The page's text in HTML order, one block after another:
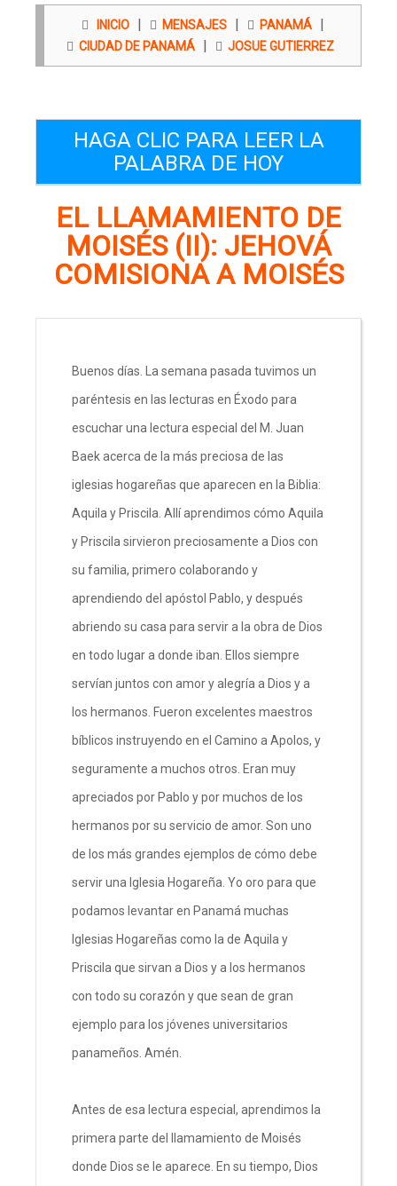
INICIO | MENSAJES | PANAMÁ |
CIUDAD DE PANAMÁ | JOSUE GUTIERREZ
HAGA CLIC PARA LEER LA
PALABRA DE HOY
EL LLAMAMIENTO DE
MOISÉS (II): JEHOVÁ
COMISIONA A MOISÉS
Buenos días. La semana pasada tuvimos un
paréntesis en las lecturas en Éxodo para
escuchar una lectura especial del M. Juan
Baek acerca de la más preciosa de las
iglesias hogareñas que aparecen en la Biblia:
Aquila y Priscila. Allí aprendimos cómo Aquila
y Priscila sirvieron preciosamente a Dios con
su familia, primero colaborando y
aprendiendo del apóstol Pablo, y después
abriendo su casa para servir a la obra de Dios
en todo lugar a donde iban. Ellos siempre
servían juntos con amor y alegría a Dios y a
los hermanos. Fueron excelentes maestros
bíblicos instruyendo en el Camino a Apolos, y
seguramente a muchos otros. Eran muy
apreciados por Pablo y por muchos de los
hermanos por su servicio de amor. Son uno
de los más grandes ejemplos de cómo debe
servir una Iglesia Hogareña. Yo oro para que
podamos levantar en Panamá muchas
Iglesias Hogareñas como la de Aquila y
Priscila que sirvan a Dios y a los hermanos
con todo su corazón y que sean de gran
ejemplo para los jóvenes universitarios
panameños. Amén.
Antes de esa lectura especial, aprendimos la
primera parte del llamamiento de Moisés
donde Dios se le aparece. En su tiempo, Dios